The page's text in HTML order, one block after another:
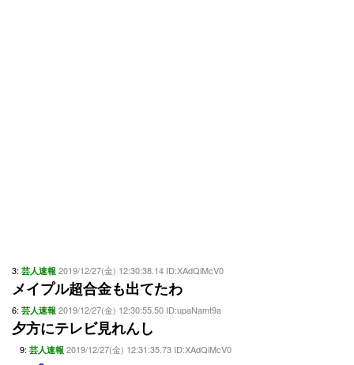
3: 芸人速報 2019/12/27(金) 12:30:38.14 ID:XAdQiMcV0
メイプル超合金も出てたわ
6: 芸人速報 2019/12/27(金) 12:30:55.50 ID:upaNamt9a
夕方にテレビ見れんし
9: 芸人速報 2019/12/27(金) 12:31:35.73 ID:XAdQiMcV0